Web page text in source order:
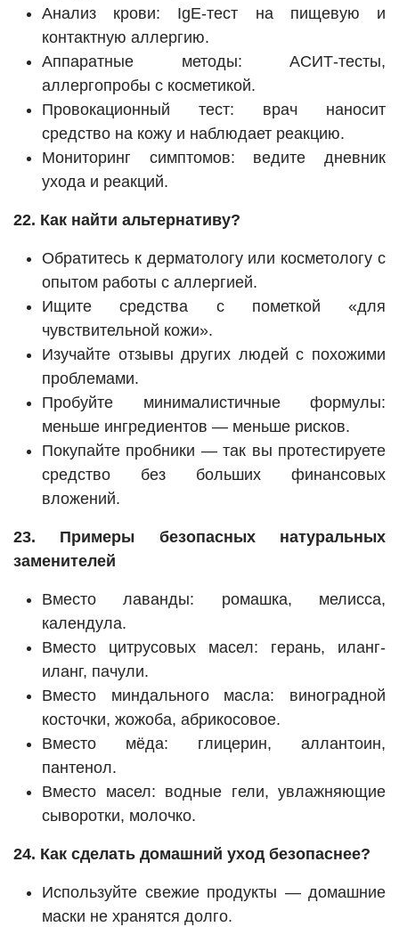
Анализ крови: IgE-тест на пищевую и
контактную аллергию.
Аппаратные методы: АСИТ-тесты,
аллергопробы с косметикой.
Провокационный тест: врач наносит
средство на кожу и наблюдает реакцию.
Мониторинг симптомов: ведите дневник
ухода и реакций.
22. Как найти альтернативу?
Обратитесь к дерматологу или косметологу с
опытом работы с аллергией.
Ищите средства с пометкой «для
чувствительной кожи».
Изучайте отзывы других людей с похожими
проблемами.
Пробуйте минималистичные формулы:
меньше ингредиентов — меньше рисков.
Покупайте пробники — так вы протестируете
средство без больших финансовых
вложений.
23. Примеры безопасных натуральных
заменителей
Вместо лаванды: ромашка, мелисса,
календула.
Вместо цитрусовых масел: герань, иланг-
иланг, пачули.
Вместо миндального масла: виноградной
косточки, жожоба, абрикосовое.
Вместо мёда: глицерин, аллантоин,
пантенол.
Вместо масел: водные гели, увлажняющие
сыворотки, молочко.
24. Как сделать домашний уход безопаснее?
Используйте свежие продукты — домашние
маски не хранятся долго.